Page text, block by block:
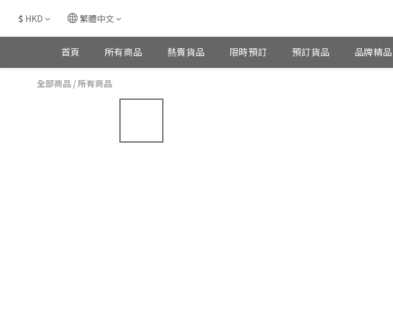
$ HKD 繁體中文
首頁 所有商品 熱賣貨品 限時預訂 預訂貨品 品牌精品
全部商品 /所有商品